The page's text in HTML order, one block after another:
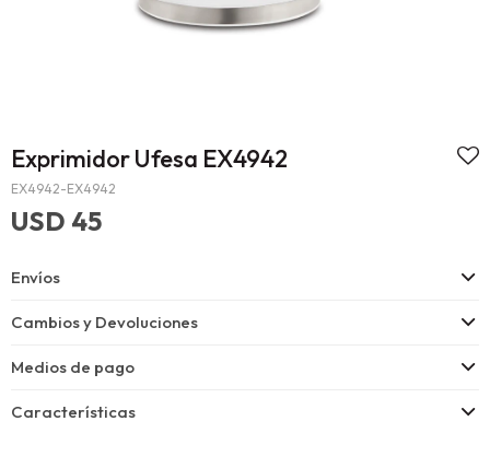
Exprimidor Ufesa EX4942
EX4942-EX4942
USD 45
Envíos
Cambios y Devoluciones
Medios de pago
Características